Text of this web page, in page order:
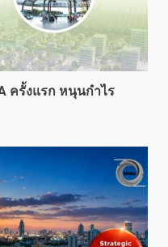
ครั้งแรก หนุนกำไร